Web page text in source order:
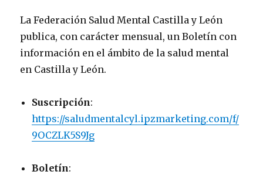
La Federación Salud Mental Castilla y León
publica, con carácter mensual, un Boletín con
información en el ámbito de la salud mental
en Castilla y León.
Suscripción:
https://saludmentalcyl.ipzmarketing.com/f/
9OCZLK5S9Jg
Boletín: